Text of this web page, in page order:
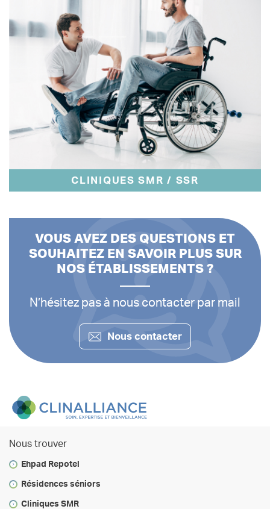
CLINIQUES SMR / SSR
VOUS AVEZ DES QUESTIONS ET
SOUHAITEZ EN SAVOIR PLUS SUR
NOS ÉTABLISSEMENTS ?
N’hésitez pas à nous contacter par mail
Nous contacter
Nous trouver
Ehpad Repotel
Résidences séniors
Cliniques SMR